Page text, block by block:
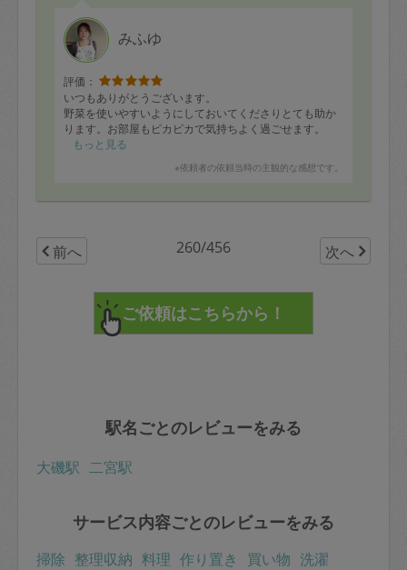
みふゆ
評価：
いつもありがとうございます。
野菜を使いやすいようにしておいてくださりとても助か
ります。お部屋もピカピカで気持ちよく過ごせます。
もっと見る
※依頼者の依頼当時の主観的な感想です。
前へ 260/456 次へ
駅名ごとのレビューをみる
大磯駅 二宮駅
サービス内容ごとのレビューをみる
掃除 整理収納 料理 作り置き 買い物 洗濯